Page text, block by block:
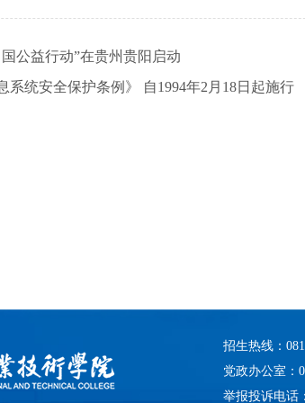
国公益行动”在贵州贵阳启动
系统安全保护条例》 自1994年2月18日起施行
招生热线：
党政办公室：
举报投诉电话